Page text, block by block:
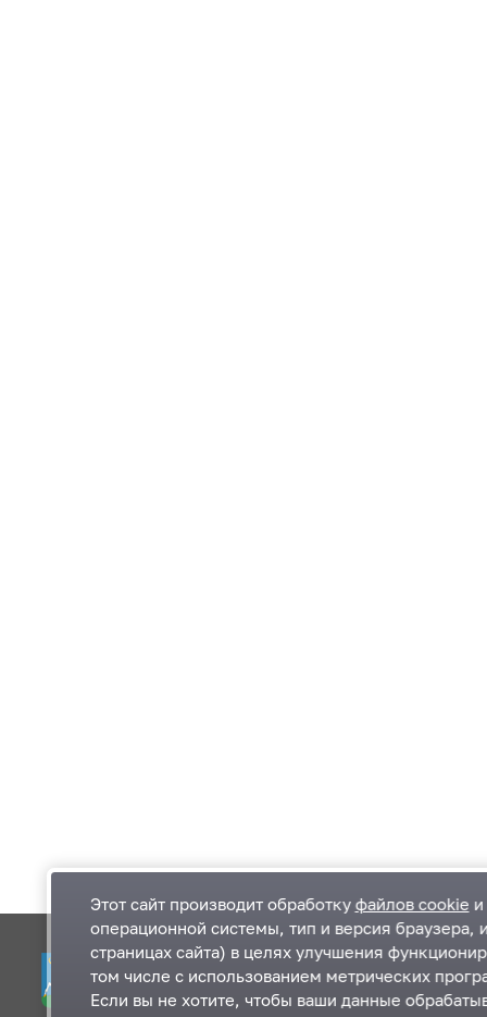
Одинцовский городской округ Московской
области
Этот сайт производит обработку файлов cookie
операционной системы, тип и версия браузера,
страницах сайта) в целях улучшения
том числе с использованием метрических
Если вы не хотите, чтобы ваши данные